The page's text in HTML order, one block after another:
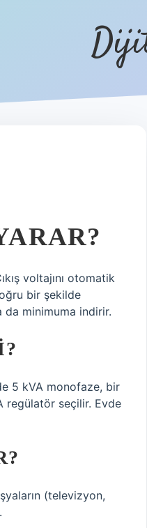
voltajını otomatik
bir şekilde
da minimuma indirir.
5 kVA monofaze, bir
regülatör seçilir. Evde
(televizyon,